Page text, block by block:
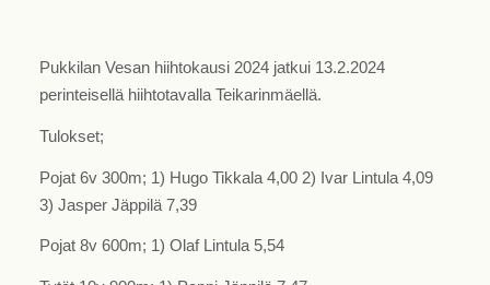
Pukkilan Vesan hiihtokausi 2024 jatkui 13.2.2024
perinteisellä hiihtotavalla Teikarinmäellä.
Tulokset;
Pojat 6v 300m; 1) Hugo Tikkala 4,00 2) Ivar Lintula 4,09
3) Jasper Jäppilä 7,39
Pojat 8v 600m; 1) Olaf Lintula 5,54